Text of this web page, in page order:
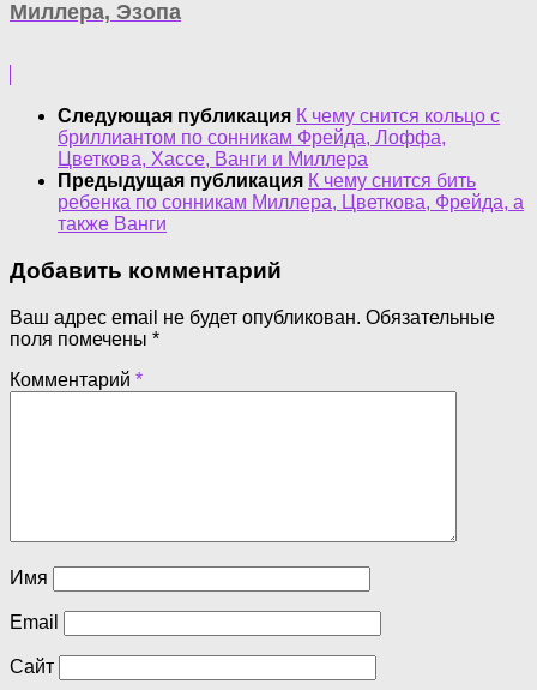
Миллера, Эзопа
Следующая публикация К чему снится кольцо с
бриллиантом по сонникам Фрейда, Лоффа,
Цветкова, Хассе, Ванги и Миллера
Предыдущая публикация К чему снится бить
ребенка по сонникам Миллера, Цветкова, Фрейда, а
также Ванги
Добавить комментарий
Ваш адрес email не будет опубликован. Обязательные
поля помечены *
Комментарий *
Имя
Email
Сайт